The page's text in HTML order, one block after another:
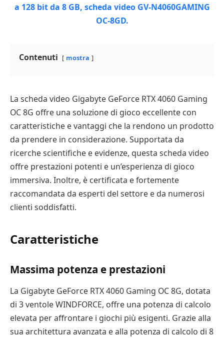
Contenuti mostra
La scheda video Gigabyte GeForce RTX 4060 Gaming
OC 8G offre una soluzione di gioco eccellente con
caratteristiche e vantaggi che la rendono un prodotto
da prendere in considerazione. Supportata da
ricerche scientifiche e evidenze, questa scheda video
offre prestazioni potenti e un’esperienza di gioco
immersiva. Inoltre, è certificata e fortemente
raccomandata da esperti del settore e da numerosi
clienti soddisfatti.
Caratteristiche
Massima potenza e prestazioni
La Gigabyte GeForce RTX 4060 Gaming OC 8G, dotata
di 3 ventole WINDFORCE, offre una potenza di calcolo
elevata per affrontare i giochi più esigenti. Grazie alla
sua architettura avanzata e alla potenza di calcolo di 8